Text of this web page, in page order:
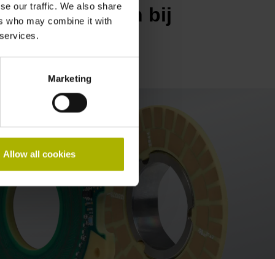
our traffic. We also share
who may combine it with
Marketing
Allow all cookies
bewegen bij